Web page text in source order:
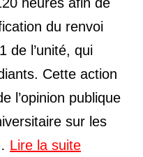
du renvoi
de l’unité, qui
Cette action
l’opinion publique
sur les
Lire la suite